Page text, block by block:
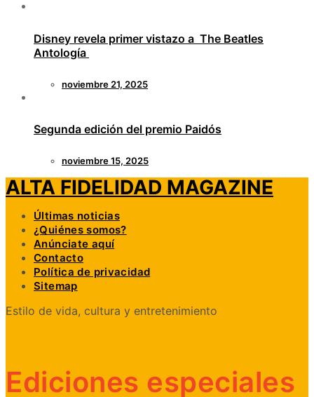
Disney revela primer vistazo a The Beatles
Antología
noviembre 21, 2025
Segunda edición del premio Paidós
noviembre 15, 2025
ALTA FIDELIDAD MAGAZINE
Últimas noticias
¿Quiénes somos?
Anúnciate aquí
Contacto
Política de privacidad
Sitemap
Estilo de vida, cultura y entretenimiento
Ediciones especiales